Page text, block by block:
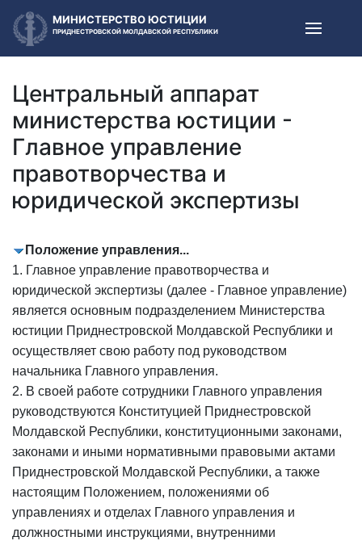
МИНИСТЕРСТВО ЮСТИЦИИ
ПРИДНЕСТРОВСКОЙ МОЛДАВСКОЙ РЕСПУБЛИКИ
Центральный аппарат
министерства юстиции -
Главное управление
правотворчества и
юридической экспертизы
Положение управления...
1. Главное управление правотворчества и
юридической экспертизы (далее - Главное управление)
является основным подразделением Министерства
юстиции Приднестровской Молдавской Республики и
осуществляет свою работу под руководством
начальника Главного управления.
2. В своей работе сотрудники Главного управления
руководствуются Конституцией Приднестровской
Молдавской Республики, конституционными законами,
законами и иными нормативными правовыми актами
Приднестровской Молдавской Республики, а также
настоящим Положением, положениями об
управлениях и отделах Главного управления и
должностными инструкциями, внутренними